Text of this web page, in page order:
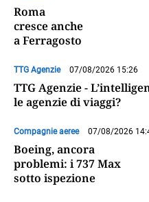
Roma
cresce anche
a Ferragosto
TTG Agenzie 07/08/2026 15:26
TTG Agenzie -
le agenzie di viaggi?
Compagnie aeree 07/08/2026
Boeing, ancora
problemi: i 737 Max
sotto ispezione